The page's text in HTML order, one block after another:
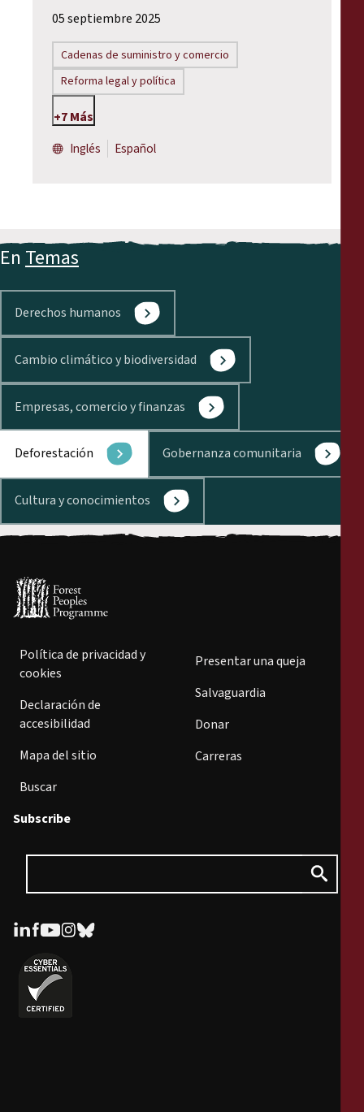
05 septiembre 2025
Cadenas de suministro y comercio
Reforma legal y política
+7 Más
Inglés
Español
En Temas
Derechos humanos
Cambio climático y biodiversidad
Empresas, comercio y finanzas
Deforestación Gobernanza comunitaria
Cultura y conocimientos
Política de privacidad y
cookies
Declaración de
accesibilidad
Mapa del sitio
Buscar
Presentar una queja
Salvaguardia
Donar
Carreras
Subscribe